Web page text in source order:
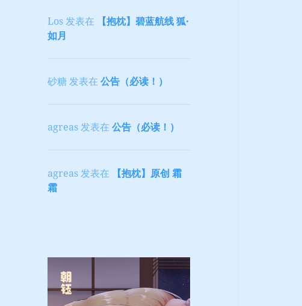
Los发表在
【抱枕】碧蓝航线 狐·
如月
砂糖发表在公告（必读！）
agreas发表在公告（必读！）
agreas发表在
【抱枕】原创 霜
霜